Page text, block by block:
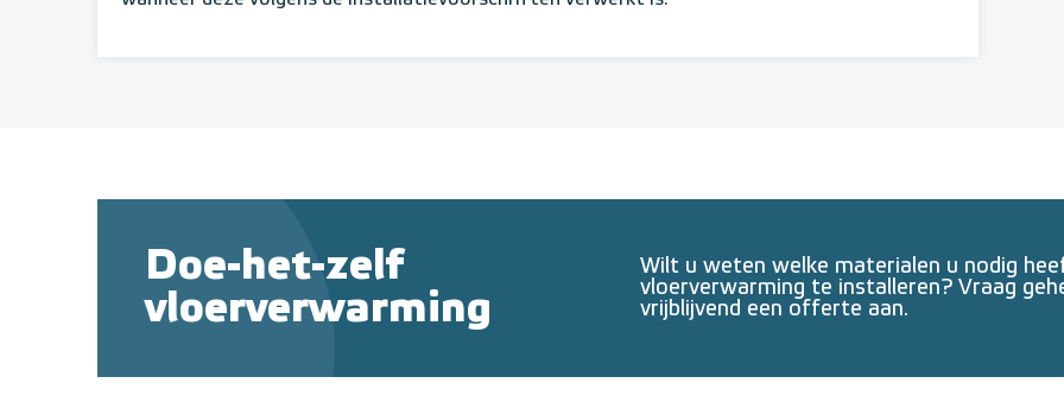
Doe-het-zelf
vloerverwarming
Wilt u weten welke materialen u nodig
vloerverwarming te installeren? Vraag
vrijblijvend een offerte aan.